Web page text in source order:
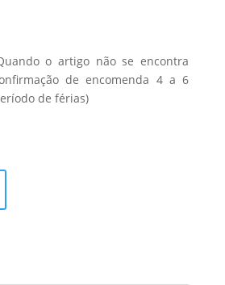
o artigo não se encontra
de encomenda 4 a 6
de férias)